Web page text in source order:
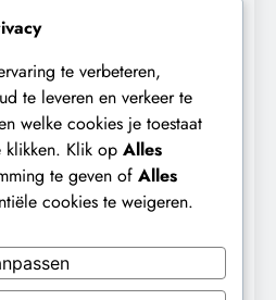
van Ceuta: Boots on the
al in 2020: ‘Stikstofbeleid is
en immigratie’.
te verbeteren,
te leveren en verkeer te
welke cookies je toestaat
klikken. Klik op Alles
te geven of Alles
cookies te weigeren.